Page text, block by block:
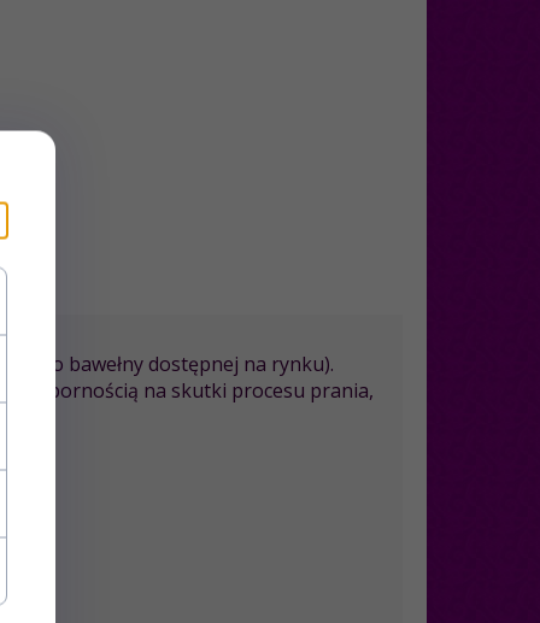
bawełny dostępnej na rynku).
odpornością na skutki procesu prania,